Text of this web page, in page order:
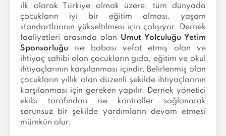
ilk olarak Türkiye olmak üzere, tüm dünyada
çocukların iyi bir eğitim alması, yaşam
standartlarının yükseltilmesi için çalışıyor. Dernek
faaliyetleri arasında olan Umut Yolculuğu Yetim
Sponsorluğu ise babası vefat etmiş olan ve
ihtiyaç sahibi olan çocukların gıda, eğitim ve okul
ihtiyaçlarının karşılanması içindir. Belirlenmiş olan
çocukların yıllık olan düzenli şekilde ihtiyaçlarının
karşılanması için gereken yapılır. Dernek yönetici
ekibi tarafından ise kontroller sağlanarak
sorunsuz bir şekilde yardımların devam etmesi
mümkün olur.